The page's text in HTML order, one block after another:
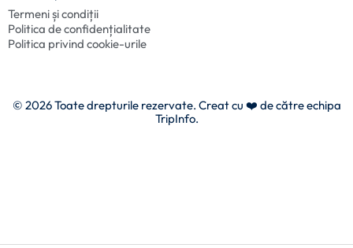
Termeni și condiții
Politica de confidențialitate
Politica privind cookie-urile
© 2026 Toate drepturile rezervate. Creat cu ❤️ de către echipa
TripInfo.